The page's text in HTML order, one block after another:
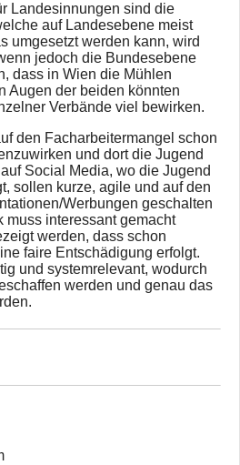
Landesinnungen sind die
auf Landesebene meist
umgesetzt werden kann, wird
jedoch die Bundesebene
dass in Wien die Mühlen
Augen der beiden könnten
Verbände viel bewirken.
den Facharbeitermangel schon
und dort die Jugend
Social Media, wo die Jugend
sollen kurze, agile und auf den
Werbungen geschalten
muss interessant gemacht
werden, dass schon
faire Entschädigung erfolgt.
und systemrelevant, wodurch
werden und genau das